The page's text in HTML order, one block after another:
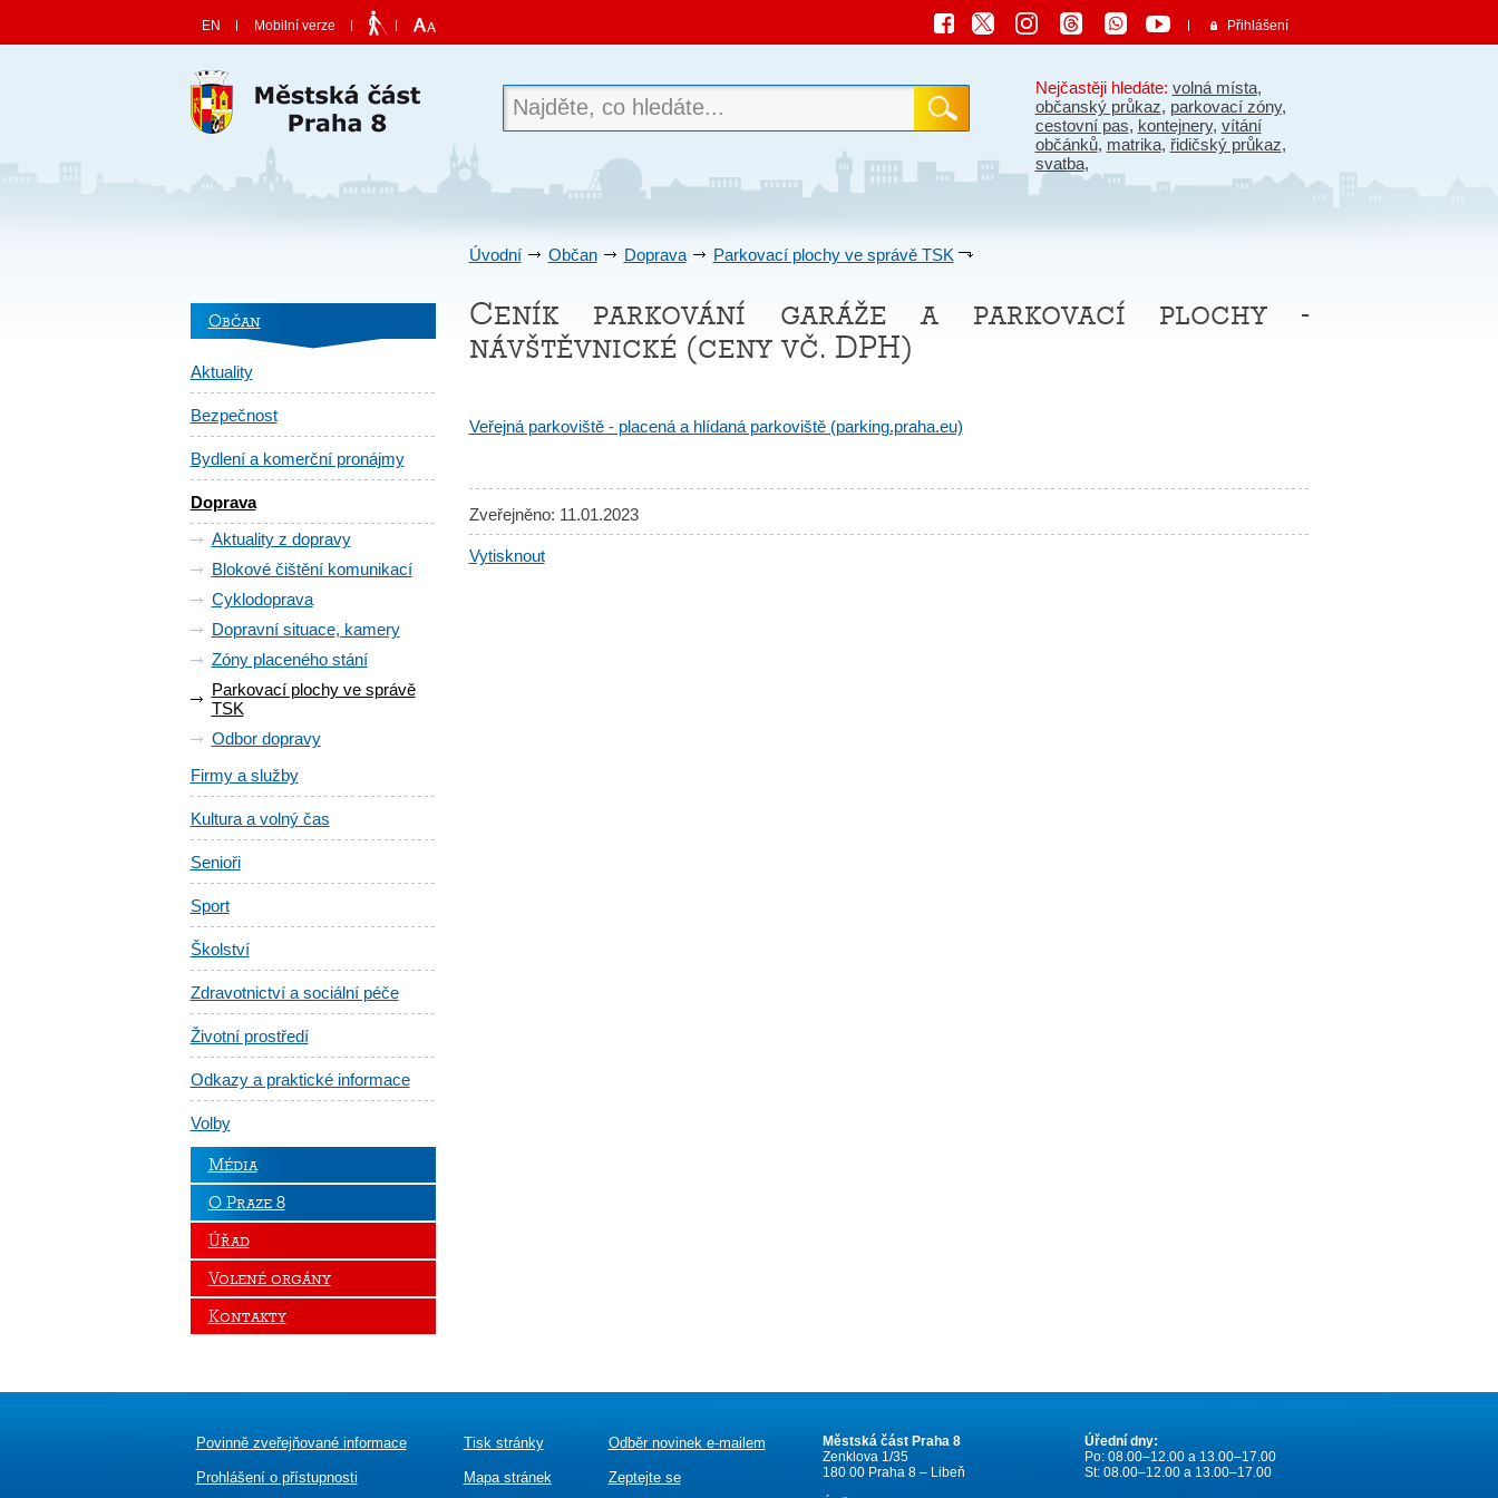
EN Mobilní verze Přihlášení
Nejčastěji hledáte: volná místa,
občanský průkaz, parkovací zóny,
cestovní pas, kontejnery, vítání
občánků, matrika, řidičský průkaz,
svatba,
Úvodní Občan Doprava Parkovací plochy ve správě TSK
Občan
Aktuality
Bezpečnost
Bydlení a komerční pronájmy
Doprava
Aktuality z dopravy
Blokové čištění komunikací
Cyklodoprava
Dopravní situace, kamery
Zóny placeného stání
Parkovací plochy ve správě
TSK
Odbor dopravy
Firmy a služby
Kultura a volný čas
Senioři
Sport
Školství
Zdravotnictví a sociální péče
Životní prostředí
Odkazy a praktické informace
Volby
Média
O Praze 8
Úřad
Volené orgány
Kontakty
Ceník parkování garáže a parkovací plochy -
návštěvnické (ceny vč. DPH)
Veřejná parkoviště - placená a hlídaná parkoviště (parking.praha.eu)
Zveřejněno: 11.01.2023
Vytisknout
Povinně zveřejňované informace
Prohlášení o přístupnosti
Tisk stránky
Mapa stránek
Odběr novinek e-mailem
Zeptejte se
Městská část Praha 8
Zenklova 1/35
180 00 Praha 8 – Libeň
Úřední dny:
Po: 08.00–12.00 a 13.00–17.00
St: 08.00–12.00 a 13.00–17.00